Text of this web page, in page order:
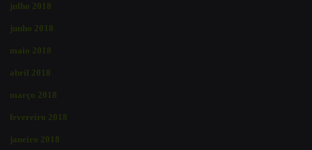
julho 2018
junho 2018
maio 2018
abril 2018
março 2018
fevereiro 2018
janeiro 2018